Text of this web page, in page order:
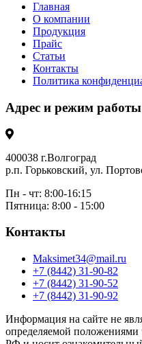
Главная
О компании
Продукция
Прайс
Статьи
Контакты
Политика
Адрес и режим работы
400038 г.Волгоград
р.п. Горьковский, ул.
Пн - чт: 8:00-16:15
Пятница: 8:00 - 15:00
Контакты
Maksimet34@mail.ru
+7 (8442) 31-90-82
+7 (8442) 31-90-52
+7 (8442) 31-90-92
Информация на сайте не
определяемой положениями